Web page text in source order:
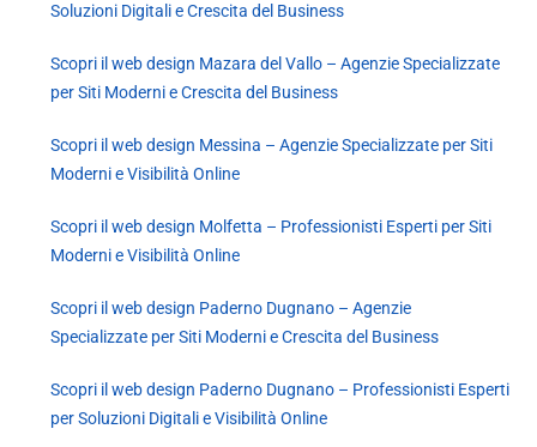
Soluzioni Digitali e Crescita del Business
Scopri il web design Mazara del Vallo – Agenzie Specializzate
per Siti Moderni e Crescita del Business
Scopri il web design Messina – Agenzie Specializzate per Siti
Moderni e Visibilità Online
Scopri il web design Molfetta – Professionisti Esperti per Siti
Moderni e Visibilità Online
Scopri il web design Paderno Dugnano – Agenzie
Specializzate per Siti Moderni e Crescita del Business
Scopri il web design Paderno Dugnano – Professionisti Esperti
per Soluzioni Digitali e Visibilità Online